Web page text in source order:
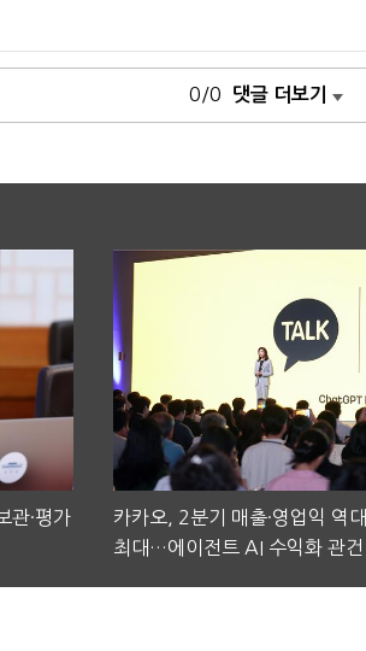
0/0 댓글 더보기
관·평가
카카오, 2분기 매출·영업익 역대
최대…에이전트 AI 수익화 관건